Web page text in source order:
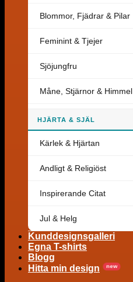
Blommor, Fjädrar & Pilar
Feminint & Tjejer
Sjöjungfru
Måne, Stjärnor & Himmel
HJÄRTA & SJÄL
Kärlek & Hjärtan
Andligt & Religiöst
Inspirerande Citat
Jul & Helg
Kunddesignsgalleri
Egna T-shirts
Blogg
Hitta min design